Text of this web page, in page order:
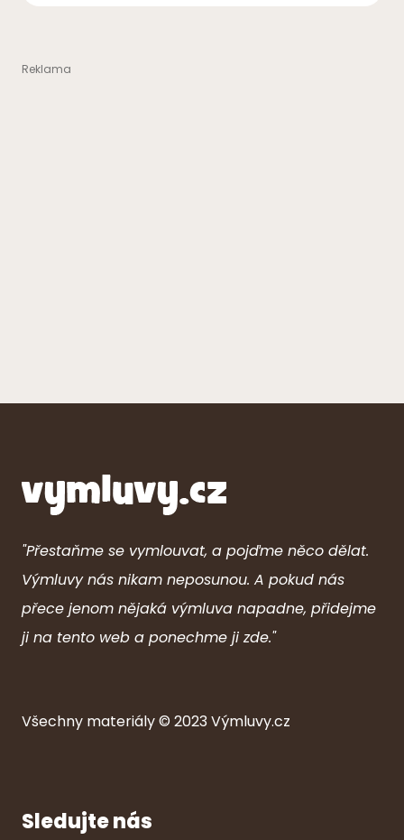
"Přestaňme se vymlouvat, a pojďme něco dělat.
Výmluvy nás nikam neposunou. A pokud nás
přece jenom nějaká výmluva napadne, přidejme
ji na tento web a ponechme ji zde."
Všechny materiály © 2023Výmluvy.cz
Sledujte nás